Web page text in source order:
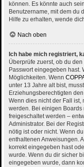
können. Es könnte auch
Benutzername, mit dem du
Hilfe zu erhalten, wende
Nach oben
Ich habe mich registriert,
Überprüfe zuerst, ob du
Passwort eingegeben hast.
Möglichkeiten. Wenn
unter 13 Jahre alt bist,
Erziehungsberechtigten
Wenn dies nicht der Fall
werden. Bei einigen
freigeschaltet werden –
Administrator. Bei der
nötig ist oder nicht. Wenn
enthaltenen Anweisungen.
korrekt eingegeben hast
wurde. Wenn du dir sicher
eingegeben wurde, dann